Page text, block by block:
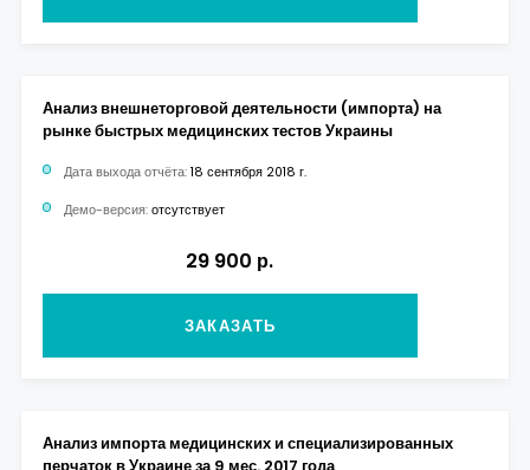
Анализ внешнеторговой деятельности (импорта) на
рынке быстрых медицинских тестов Украины
Дата выхода отчёта: 18 сентября 2018 г.
Демо-версия: отсутствует
29 900 р.
ЗАКАЗАТЬ
Анализ импорта медицинских и специализированных